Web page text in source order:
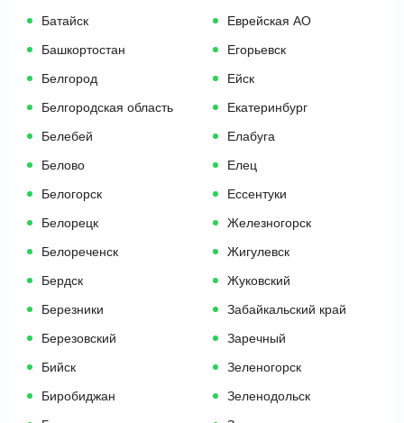
Батайск
Башкортостан
Белгород
Белгородская область
Белебей
Белово
Белогорск
Белорецк
Белореченск
Бердск
Березники
Березовский
Бийск
Биробиджан
Еврейская АО
Егорьевск
Ейск
Екатеринбург
Елабуга
Елец
Ессентуки
Железногорск
Жигулевск
Жуковский
Забайкальский край
Заречный
Зеленогорск
Зеленодольск